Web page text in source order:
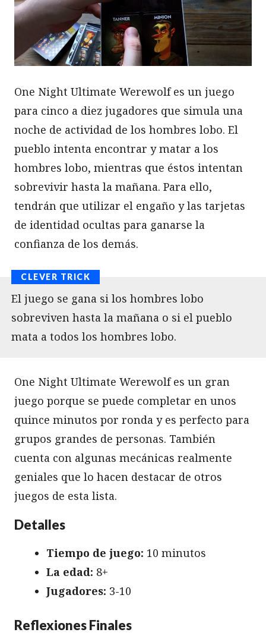
One Night Ultimate Werewolf es un juego
para cinco a diez jugadores que simula una
noche de actividad de los hombres lobo. El
pueblo intenta encontrar y matar a los
hombres lobo, mientras que éstos intentan
sobrevivir hasta la mañana. Para ello,
tendrán que utilizar el engaño y las tarjetas
de identidad ocultas para ganarse la
confianza de los demás.
El juego se gana si los hombres lobo
sobreviven hasta la mañana o si el pueblo
mata a todos los hombres lobo.
One Night Ultimate Werewolf es un gran
juego porque se puede completar en unos
quince minutos por ronda y es perfecto para
grupos grandes de personas. También
cuenta con algunas mecánicas realmente
geniales que lo hacen destacar de otros
juegos de esta lista.
Detalles
Tiempo de juego: 10 minutos
La edad: 8+
Jugadores: 3-10
Reflexiones Finales